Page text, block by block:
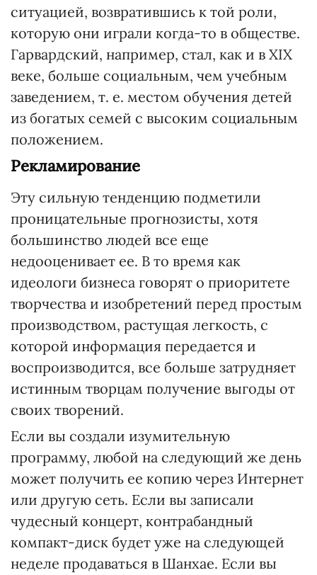
ситуацией, возвратившись к той роли,
которую они играли когда-то в обществе.
Гарвардский, например, стал, как и в ХІХ
веке, больше социальным, чем учебным
заведением, т. е. местом обучения детей
из богатых семей с высоким социальным
положением.
Рекламирование
Эту сильную тенденцию подметили
проницательные прогнозисты, хотя
большинство людей все еще
недооценивает ее. В то время как
идеологи бизнеса говорят о приоритете
творчества и изобретений перед простым
производством, растущая легкость, с
которой информация передается и
воспроизводится, все больше затрудняет
истинным творцам получение выгоды от
своих творений.
Если вы создали изумительную
программу, любой на следующий же день
может получить ее копию через Интернет
или другую сеть. Если вы записали
чудесный концерт, контрабандный
компакт-диск будет уже на следующей
неделе продаваться в Шанхае. Если вы